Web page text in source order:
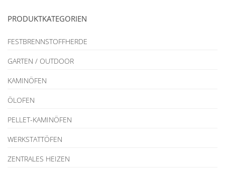
PRODUKTKATEGORIEN
FESTBRENNSTOFFHERDE
GARTEN / OUTDOOR
KAMINÖFEN
ÖLOFEN
PELLET-KAMINÖFEN
WERKSTATTÖFEN
ZENTRALES HEIZEN